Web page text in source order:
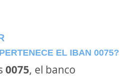
EL IBAN 0075?
0075, el banco